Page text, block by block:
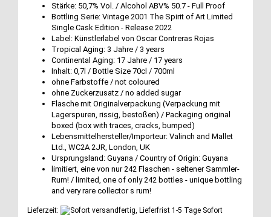
Stärke: 50,7% Vol. / Alcohol ABV% 50.7 - Full Proof
Bottling Serie: Vintage 2001 The Spirit of Art Limited
Single Cask Edition - Release 2022
Label: Künstlerlabel von Oscar Contreras Rojas
Tropical Aging: 3 Jahre / 3 years
Continental Aging: 17 Jahre / 17 years
Inhalt: 0,7l / Bottle Size 70cl / 700ml
ohne Farbstoffe / not coloured
ohne Zuckerzusatz / no added sugar
Flasche mit Originalverpackung (Verpackung mit
Lagerspuren, rissig, bestoßen) / Packaging original
boxed (box with traces, cracks, bumped)
Lebensmittelhersteller/Importeur: Valinch and Mallet
Ltd., WC2A 2JR, London, UK
Ursprungsland: Guyana / Country of Origin: Guyana
limitiert, eine von nur 242 Flaschen - seltener Sammler-
Rum! / limited, one of only 242 bottles - unique bottling
and very rare collector s rum!
Lieferzeit:
Sofort